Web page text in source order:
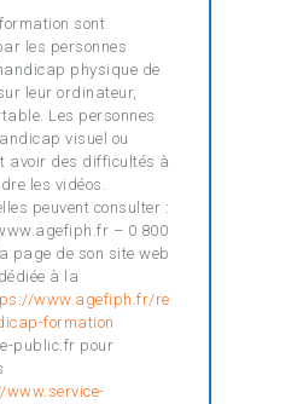
sont
les personnes
physique de
leur ordinateur,
Les personnes
visuel ou
avoir des difficultés à
les vidéos.
peuvent consulter :
– 0 800
page de son site web
à la
www.agefiph.fr/re
formation
public.fr pour